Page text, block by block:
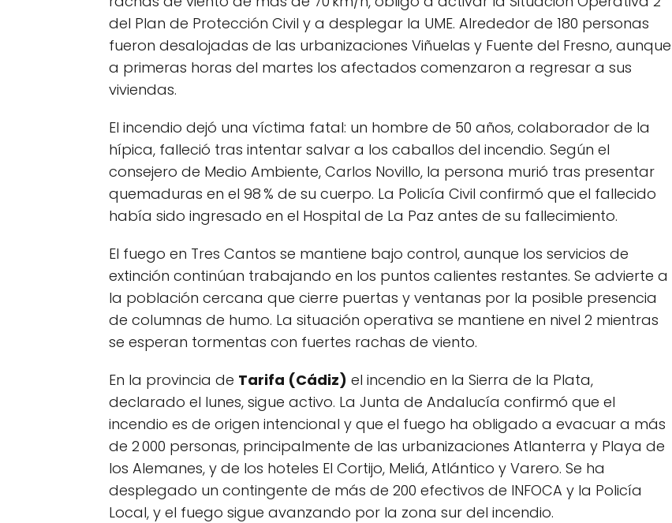
del Plan de Protección Civil y a desplegar la UME. Alrededor de 180 personas
fueron desalojadas de las urbanizaciones Viñuelas y Fuente del Fresno, aunque
a primeras horas del martes los afectados comenzaron a regresar a sus
viviendas.
El incendio dejó una víctima fatal: un hombre de 50 años, colaborador de la
hípica, falleció tras intentar salvar a los caballos del incendio. Según el
consejero de Medio Ambiente, Carlos Novillo, la persona murió tras presentar
quemaduras en el 98 % de su cuerpo. La Policía Civil confirmó que el fallecido
había sido ingresado en el Hospital de La Paz antes de su fallecimiento.
El fuego en Tres Cantos se mantiene bajo control, aunque los servicios de
extinción continúan trabajando en los puntos calientes restantes. Se advierte a
la población cercana que cierre puertas y ventanas por la posible presencia
de columnas de humo. La situación operativa se mantiene en nivel 2 mientras
se esperan tormentas con fuertes rachas de viento.
En la provincia de Tarifa (Cádiz) el incendio en la Sierra de la Plata,
declarado el lunes, sigue activo. La Junta de Andalucía confirmó que el
incendio es de origen intencional y que el fuego ha obligado a evacuar a más
de 2 000 personas, principalmente de las urbanizaciones Atlanterra y Playa de
los Alemanes, y de los hoteles El Cortijo, Meliá, Atlántico y Varero. Se ha
desplegado un contingente de más de 200 efectivos de INFOCA y la Policía
Local, y el fuego sigue avanzando por la zona sur del incendio.